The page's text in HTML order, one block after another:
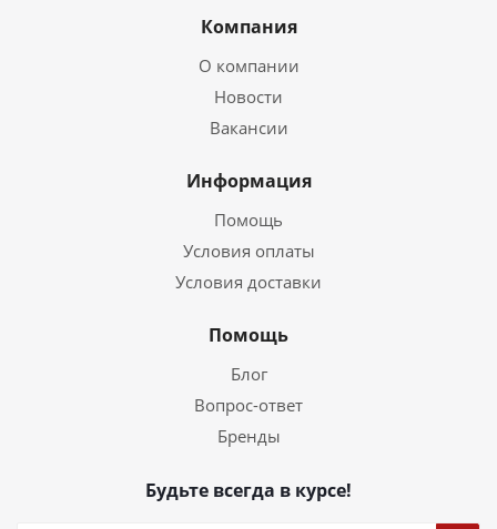
Компания
О компании
Новости
Вакансии
Информация
Помощь
Условия оплаты
Условия доставки
Помощь
Блог
Вопрос-ответ
Бренды
Будьте всегда в курсе!